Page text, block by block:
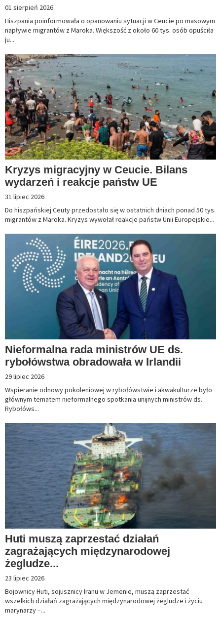
01 sierpień 2026
Hiszpania poinformowała o opanowaniu sytuacji w Ceucie po masowym
napływie migrantów z Maroka. Większość z około 60 tys. osób opuściła
ju...
Kryzys migracyjny w Ceucie. Bilans
wydarzeń i reakcje państw UE
31 lipiec 2026
Do hiszpańskiej Ceuty przedostało się w ostatnich dniach ponad 50 tys.
migrantów z Maroka. Kryzys wywołał reakcje państw Unii Europejskie...
Nieformalna rada ministrów UE ds.
rybołówstwa obradowała w Irlandii
29 lipiec 2026
Wspieranie odnowy pokoleniowej w rybołówstwie i akwakulturze było
głównym tematem nieformalnego spotkania unijnych ministrów ds.
Rybołóws...
Huti muszą zaprzestać działań
zagrażających międzynarodowej
żegludze...
23 lipiec 2026
Bojownicy Huti, sojusznicy Iranu w Jemenie, muszą zaprzestać
wszelkich działań zagrażających międzynarodowej żegludze i życiu
marynarzy –...